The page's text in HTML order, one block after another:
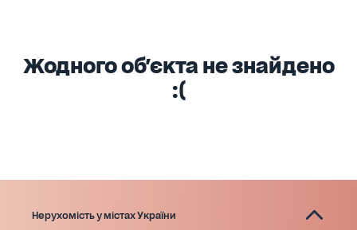
Жодного об'єкта не знайдено
:(
Нерухомість у містах України